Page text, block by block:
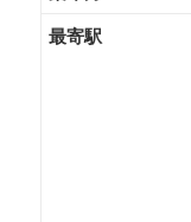
最寄駅